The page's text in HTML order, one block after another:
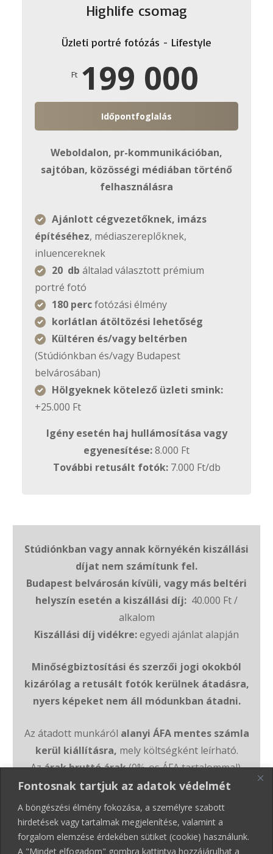
Fontosnak tartjuk az adatok védelmét
A böngészési élmény fokozása, a személyre szabott
hirdetések vagy tartalmak megjelenítése, valamint a
forgalom elemzése érdekében sütiket (cookie) használunk.
A "Mindet elfogadom" gombra kattintva hozzájárulhat a
Highlife csomag
Üzleti portré fotózás - Lifestyle
Ft 199 000
Időpontfoglalás
Weboldalon, pr-kommunikációban,
sajtóban, közösségi médiában történő
felhasználásra
Ajánlott cégvezetőknek, imázs
építéséhez, médiaszereplőknek,
inluencereknek
20 db általad választott prémium
portré fotó
180 percfotózási élmény
korlátlan átöltözési lehetőség
Kültéren és/vagy beltérben
(Stúdiónkban és/vagy Budapest
belvárosában)
Hölgyeknek kötelező üzleti smink:
+25.000 Ft
Igény esetén haj hullámosítása vagy
egyenesítése:8.000 Ft
További retusált fotók:7.000 Ft/db
Stúdiónkban vagy annak környékén kiszállási
díjat nem számítunk fel.
Budapest belvárosán kívüli, vagy más beltéri
helyszín esetén a kiszállási díj: 40.000 Ft /
alkalom
Kiszállási díj vidékre:egyedi ajánlat alapján
Minőségbiztosítási és szerzői jogi okokból
kizárólag a retusált fotók kerülnek átadásra,
nyers képeket nem áll módunkban átadni.
Az átadott munkáról alanyi ÁFA mentes számla
kerül kiállításra, mely költségként leírható.
Azárak bruttó árak(0%-os ÁFA tartalommal).